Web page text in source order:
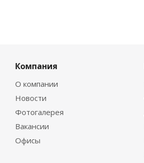
Компания
О компании
Новости
Фотогалерея
Вакансии
Офисы